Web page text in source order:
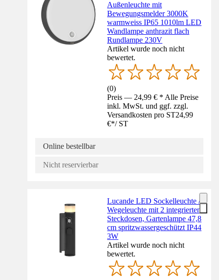
Außenleuchte mit
Bewegungsmelder 3000K
warmweiss IP65 1010lm LED
Wandlampe anthrazit flach
Rundlampe 230V
Artikel wurde noch nicht
bewertet.
(0)
Preis — 24,99 € * Alle Preise
inkl. MwSt. und ggf. zzgl.
Versandkosten pro ST24,99
€*/ ST
Online bestellbar
Nicht reservierbar
Lucande LED Sockelleuchte /
Wegeleuchte mit 2 integrierten
Steckdosen, Gartenlampe 47,8
cm spritzwassergeschützt IP44
3W
Artikel wurde noch nicht
bewertet.